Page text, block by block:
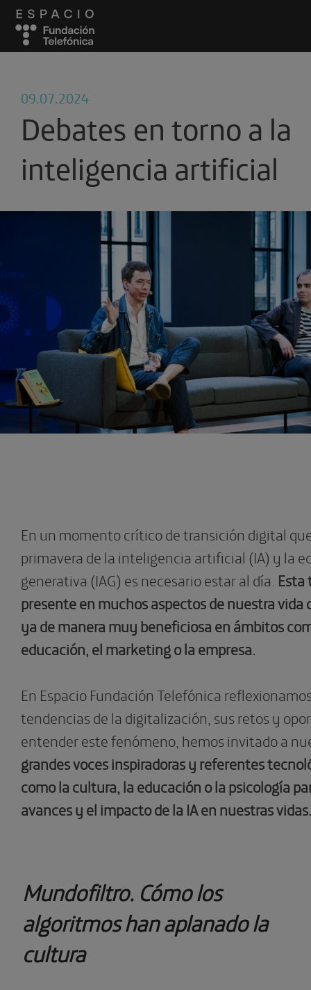
09.07.2024
Debates en torno a la
inteligencia artificial
En un momento crítico de transición digital
primavera de la inteligencia artificial (IA) y la
generativa (IAG) es necesario estar al día.
presente en muchos aspectos de nuestra vida
ya de manera muy beneficiosa en ámbitos
educación, el marketing o la empresa.
En Espacio Fundación Telefónica
tendencias de la digitalización, sus retos y
entender este fenómeno, hemos invitado a
grandes voces inspiradoras y referentes
como la cultura, la educación o la psicología
avances y el impacto de la IA en nuestras vidas.
Mundofiltro. Cómo los
algoritmos han aplanado la
cultura